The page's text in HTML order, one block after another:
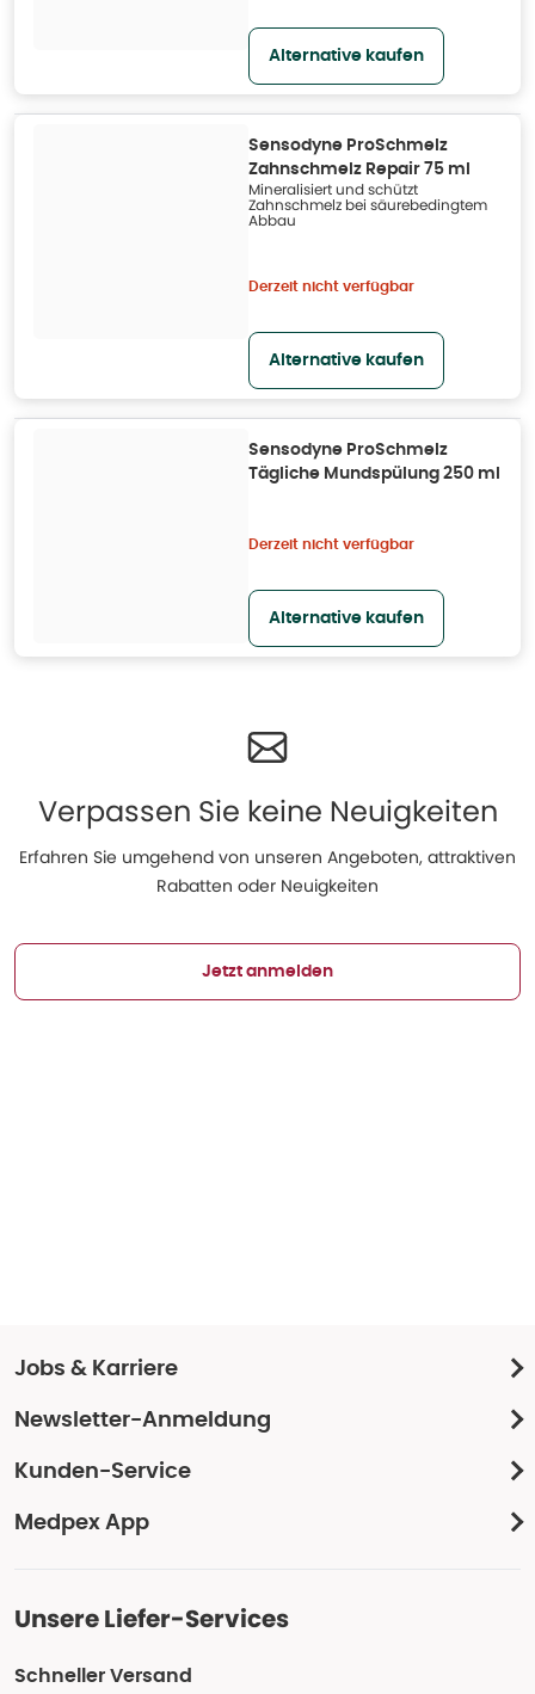
Alternative kaufen
Sensodyne ProSchmelz
Zahnschmelz Repair 75 ml
Mineralisiert und schützt
Zahnschmelz bei säurebedingtem
Abbau
Derzeit nicht verfügbar
Alternative kaufen
Sensodyne ProSchmelz
Tägliche Mundspülung 250 ml
Derzeit nicht verfügbar
Alternative kaufen
Verpassen Sie keine Neuigkeiten
Erfahren Sie umgehend von unseren Angeboten, attraktiven
Rabatten oder Neuigkeiten
Jetzt anmelden
Jobs & Karriere
Newsletter-Anmeldung
Kunden-Service
Medpex App
Unsere Liefer-Services
Schneller Versand